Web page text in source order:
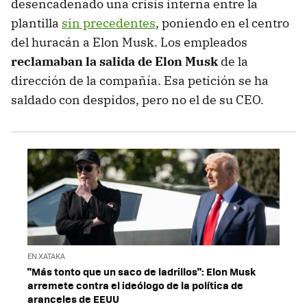
desencadenado una crisis interna entre la
plantilla sin precedentes, poniendo en el centro
del huracán a Elon Musk. Los empleados
reclamaban la salida de Elon Muskde la
dirección de la compañía. Esa petición se ha
saldado con despidos, pero no el de su CEO.
EN XATAKA
"Más tonto que un saco de ladrillos": Elon Musk
arremete contra el ideólogo de la política de
aranceles de EEUU